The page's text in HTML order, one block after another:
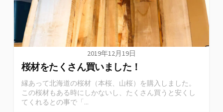
2019年12月19日
桜材をたくさん買いました！
縁あって北海道の桜材（本桜、山桜）を購入しました。
この桜材もある時にしかないし、たくさん買うと安くし
てくれるとの事で「...